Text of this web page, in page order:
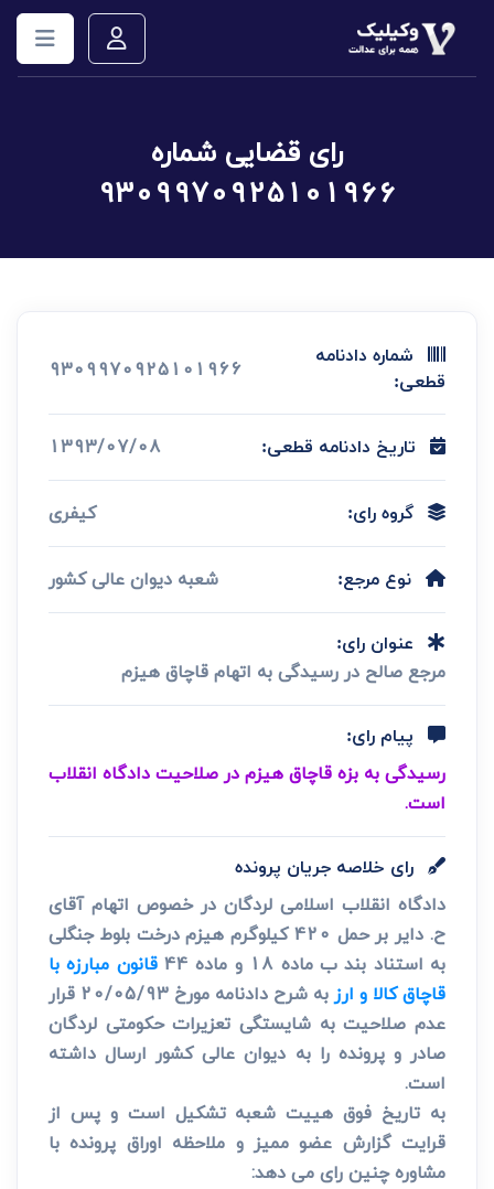
رای قضایی شماره
9309970925101966
شماره دادنامه
قطعی:
9309970925101966
تاریخ دادنامه قطعی: 1393/07/08
گروه رای: کیفری
نوع مرجع: شعبه دیوان عالی کشور
عنوان رای:
مرجع صالح در رسیدگی به اتهام قاچاق هیزم
پیام رای:
رسیدگی به بزه قاچاق هیزم در صلاحیت دادگاه انقلاب
است.
رای خلاصه جریان پرونده
دادگاه انقلاب اسلامی لردگان در خصوص اتهام آقای
ح. دایر بر حمل 420 کیلوگرم هیزم درخت بلوط جنگلی
به استناد بند ب ماده 18 و ماده 44
قانون مبارزه با
قاچاق کالا و ارز
به شرح دادنامه مورخ 20/05/93 قرار
عدم صلاحیت به شایستگی تعزیرات حکومتی لردگان
صادر و پرونده را به دیوان عالی کشور ارسال داشته
است.
به تاریخ فوق هییت شعبه تشکیل است و پس از
قرایت گزارش عضو ممیز و ملاحظه اوراق پرونده با
مشاوره چنین رای می دهد: